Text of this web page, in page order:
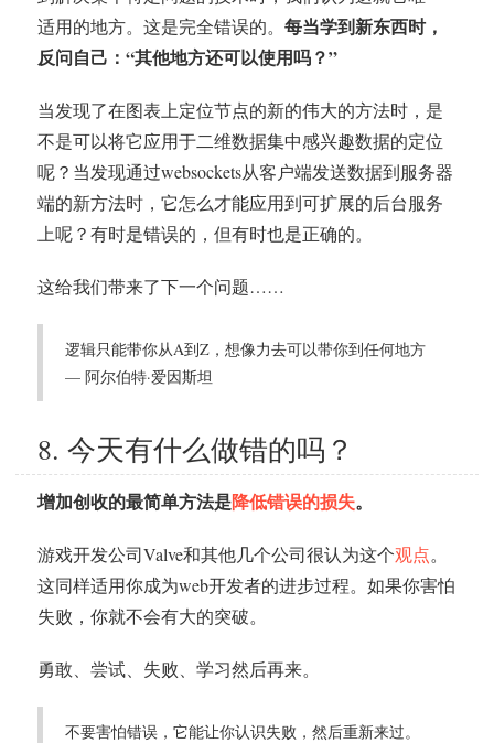
适用的地方。这是完全错误的。 每当学到新东西时，
反问自己：“其他地方还可以使用吗？”
当发现了在图表上定位节点的新的伟大的方法时，是
不是可以将它应用于二维数据集中感兴趣数据的定位
呢？当发现通过websockets从客户端发送数据到服务器
端的新方法时，它怎么才能应用到可扩展的后台服务
上呢？有时是错误的，但有时也是正确的。
这给我们带来了下一个问题……
逻辑只能带你从A到Z，想像力去可以带你到任何地方
— 阿尔伯特·爱因斯坦
8. 今天有什么做错的吗？
增加创收的最简单方法是降低错误的损失。
游戏开发公司Valve和其他几个公司很认为这个观点。
这同样适用你成为web开发者的进步过程。如果你害怕
失败，你就不会有大的突破。
勇敢、尝试、失败、学习然后再来。
不要害怕错误，它能让你认识失败，然后重新来过。